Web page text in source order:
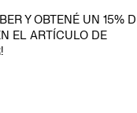
Y OBTENÉ UN 15%
EL ARTÍCULO DE